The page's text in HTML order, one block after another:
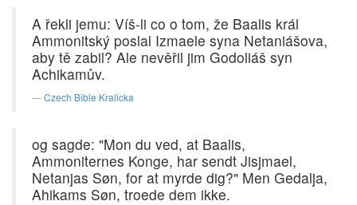
A řekli jemu: Víš-li co o tom, že Baalis král
Ammonitský poslal Izmaele syna Netaniášova,
aby tě zabil? Ale nevěřil jim Godoliáš syn
Achikamův.
Czech Bible Kralicka
og sagde: "Mon du ved, at Baalis,
Ammoniternes Konge, har sendt Jisjmael,
Netanjas Søn, for at myrde dig?" Men Gedalja,
Ahikams Søn, troede dem ikke.